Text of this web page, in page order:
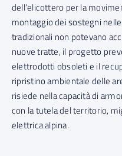
dell’elicottero per la
montaggio dei sostegni
tradizionali non potevano
nuove tratte, il progetto
elettrodotti obsoleti e il
ripristino ambientale delle
risiede nella capacità di
con la tutela del territorio,
elettrica alpina.